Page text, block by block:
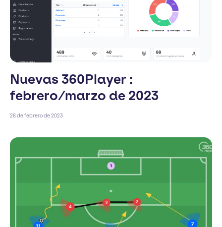
Nuevas 360Player :
febrero/marzo de 2023
28 de febrero de 2023